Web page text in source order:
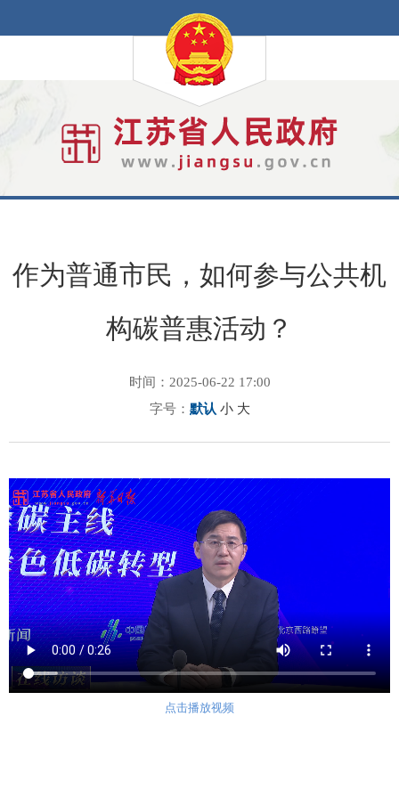
作为普通市民，如何参与公共机
构碳普惠活动？
时间：2025-06-22 17:00
字号： 默认 小 大
点击播放视频